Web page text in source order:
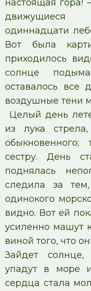
настоящая
движущиеся
одиннадцати
Вот была
приходилось
солнце
оставалось все
воздушные тени
Целый день
из лука
сестру. День
поднялась
следила за
одинокого
видно. Вот ей
усиленно машут
виной того, что
Зайдет
упадут в море
сердца стала